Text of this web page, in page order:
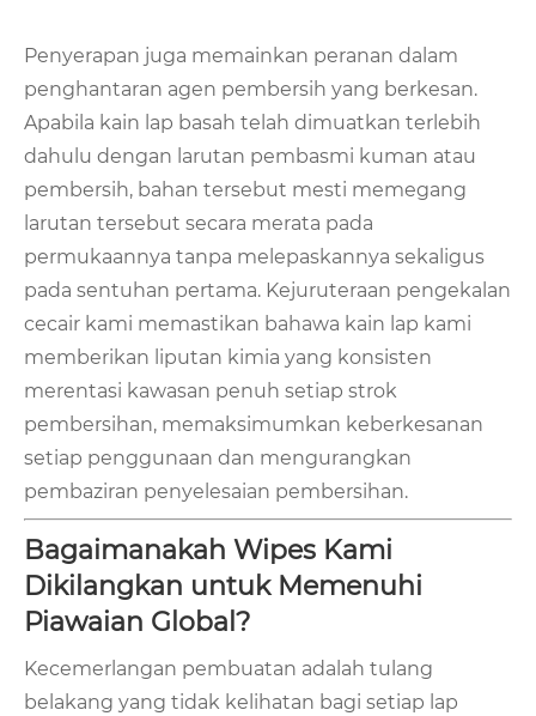
Penyerapan juga memainkan peranan dalam
penghantaran agen pembersih yang berkesan.
Apabila kain lap basah telah dimuatkan terlebih
dahulu dengan larutan pembasmi kuman atau
pembersih, bahan tersebut mesti memegang
larutan tersebut secara merata pada
permukaannya tanpa melepaskannya sekaligus
pada sentuhan pertama. Kejuruteraan pengekalan
cecair kami memastikan bahawa kain lap kami
memberikan liputan kimia yang konsisten
merentasi kawasan penuh setiap strok
pembersihan, memaksimumkan keberkesanan
setiap penggunaan dan mengurangkan
pembaziran penyelesaian pembersihan.
Bagaimanakah Wipes Kami
Dikilangkan untuk Memenuhi
Piawaian Global?
Kecemerlangan pembuatan adalah tulang
belakang yang tidak kelihatan bagi setiap lap